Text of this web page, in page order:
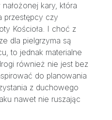
kary, która
przestępcy czy
Kościoła. I choć z
dla pielgrzyma są
to jednak materialne
również nie jest bez
do planowania
z duchowego
nawet nie ruszając